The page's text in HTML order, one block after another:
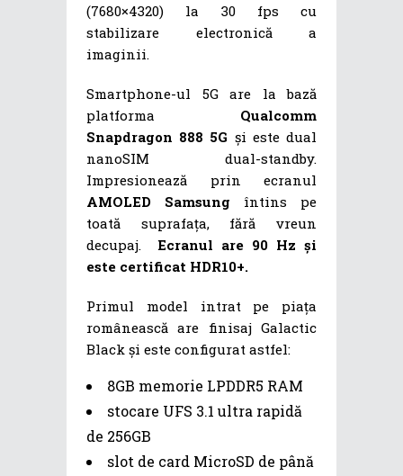
(7680×4320) la 30 fps cu
stabilizare electronică a
imaginii.
Smartphone-ul 5G are la bază
platforma Qualcomm
Snapdragon 888 5G și este dual
nanoSIM dual-standby.
Impresionează prin ecranul
AMOLED Samsung întins pe
toată suprafața, fără vreun
decupaj. Ecranul are 90 Hz și
este certificat HDR10+.
Primul model intrat pe piața
românească are finisaj Galactic
Black și este configurat astfel:
8GB memorie LPDDR5 RAM
stocare UFS 3.1 ultra rapidă
de 256GB
slot de card MicroSD de până